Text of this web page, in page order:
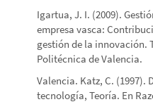
Igartua, J. I. (2009).
empresa vasca:
gestión de la innovación.
Politécnica de Valencia.
Valencia. Katz, C. (1997).
tecnología, Teoría. En